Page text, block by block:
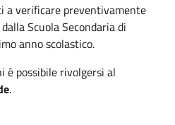
a verificare preventivamente
Scuola Secondaria di
anno scolastico.
è possibile rivolgersi al
.